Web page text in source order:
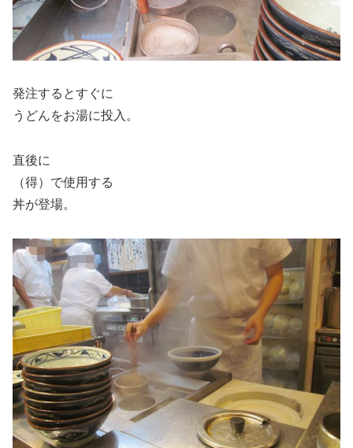
発注するとすぐに
うどんをお湯に投入。
直後に
（得）で使用する
丼が登場。